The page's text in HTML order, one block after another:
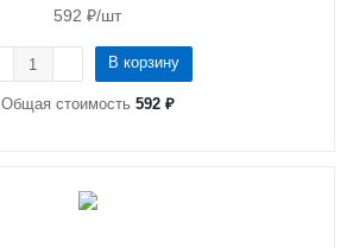
592 ₽/шт
В корзину
Общая стоимость 592 ₽